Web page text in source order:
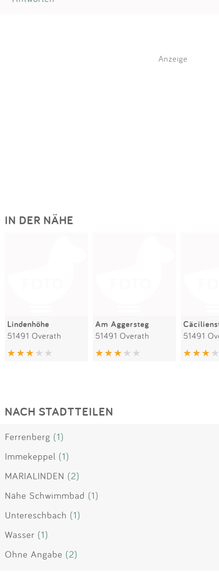
Anzeige
IN DER NÄHE
Lindenhöhe
51491 Overath
Am Aggersteg
51491 Overath 51491
NACH STADTTEILEN
Ferrenberg (1)
Immekeppel (1)
MARIALINDEN (2)
Nähe Schwimmbad (1)
Untereschbach (1)
Wasser (1)
Ohne Angabe (2)